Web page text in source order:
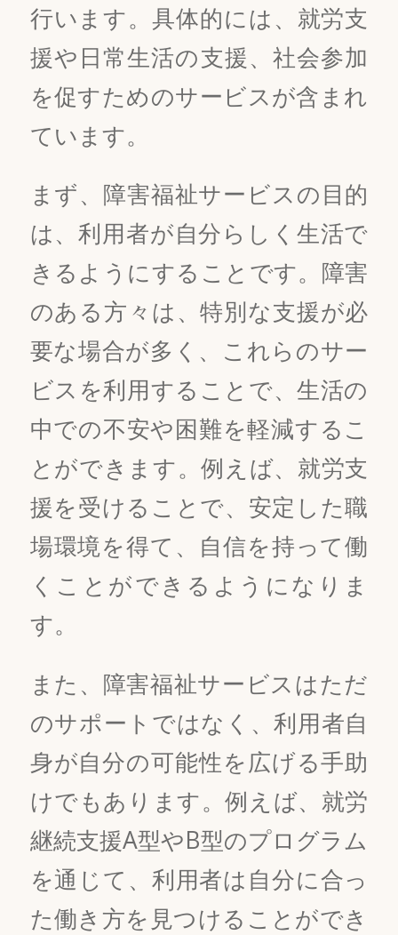
行います。具体的には、就労支
援や日常生活の支援、社会参加
を促すためのサービスが含まれ
ています。
まず、障害福祉サービスの目的
は、利用者が自分らしく生活で
きるようにすることです。障害
のある方々は、特別な支援が必
要な場合が多く、これらのサー
ビスを利用することで、生活の
中での不安や困難を軽減するこ
とができます。例えば、就労支
援を受けることで、安定した職
場環境を得て、自信を持って働
くことができるようになりま
す。
また、障害福祉サービスはただ
のサポートではなく、利用者自
身が自分の可能性を広げる手助
けでもあります。例えば、就労
継続支援A型やB型のプログラム
を通じて、利用者は自分に合っ
た働き方を見つけることができ